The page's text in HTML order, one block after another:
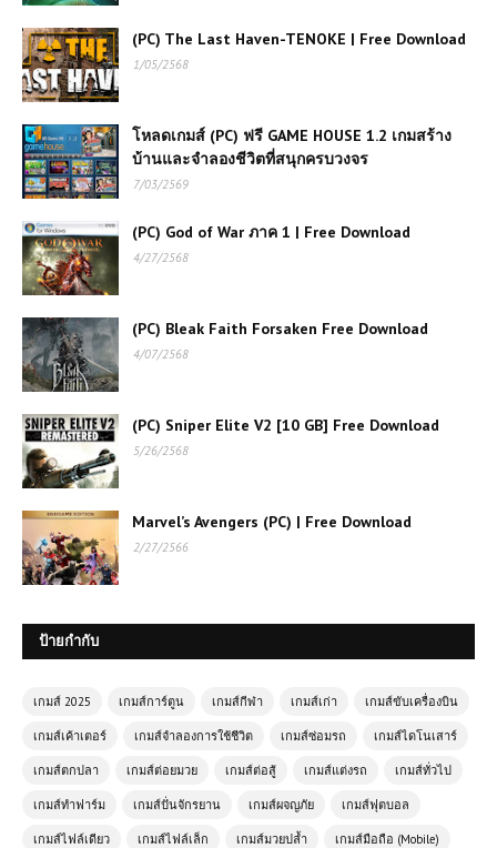
(PC) The Last Haven-TENOKE | Free Download
1/05/2568
โหลดเกมส์ (PC) ฟรี GAME HOUSE 1.2 เกมสร้าง
บ้านและจำลองชีวิตที่สนุกครบวงจร
7/03/2569
(PC) God of War ภาค 1 | Free Download
4/27/2568
(PC) Bleak Faith Forsaken Free Download
4/07/2568
(PC) Sniper Elite V2 [10 GB] Free Download
5/26/2568
Marvel’s Avengers (PC) | Free Download
2/27/2566
ป้ายกำกับ
เกมส์ 2025 เกมส์การ์ตูน เกมส์กีฬา เกมส์เก่า เกมส์ขับเครื่องบิน
เกมส์เค้าเตอร์ เกมส์จำลองการใช้ชีวิต เกมส์ซ่อมรถ เกมส์ไดโนเสาร์
เกมส์ตกปลา เกมส์ต่อยมวย เกมส์ต่อสู้ เกมส์แต่งรถ เกมส์ทั่วไป
เกมส์ทำฟาร์ม เกมส์ปั่นจักรยาน เกมส์ผจญภัย เกมส์ฟุตบอล
เกมส์ไฟล์เดียว เกมส์ไฟล์เล็ก เกมส์มวยปล้ำ เกมส์มือถือ (Mobile)